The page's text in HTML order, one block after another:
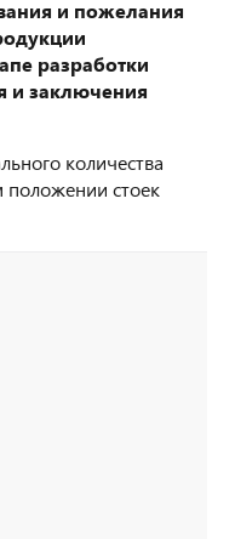
и пожелания
разработки
и заключения
количества
положении стоек